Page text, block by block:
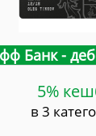
Банк -
5%
в 3